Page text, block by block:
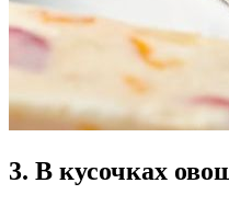
3. В кусочках